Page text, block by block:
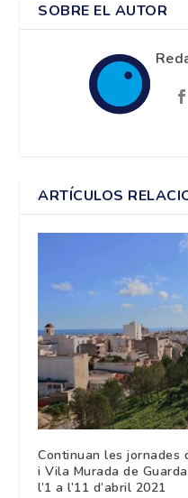
SOBRE EL AUTOR
ARTÍCULOS
Continuan les jornades
i Vila Murada de
l’1 a l’11 d’abril 2021